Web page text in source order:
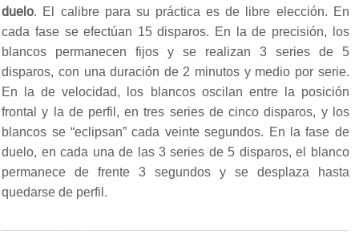
duelo. El calibre para su práctica es de libre elección. En
cada fase se efectúan 15 disparos. En la de precisión, los
blancos permanecen fijos y se realizan 3 series de 5
disparos, con una duración de 2 minutos y medio por serie.
En la de velocidad, los blancos oscilan entre la posición
frontal y la de perfil, en tres series de cinco disparos, y los
blancos se “eclipsan” cada veinte segundos. En la fase de
duelo, en cada una de las 3 series de 5 disparos, el blanco
permanece de frente 3 segundos y se desplaza hasta
quedarse de perfil.